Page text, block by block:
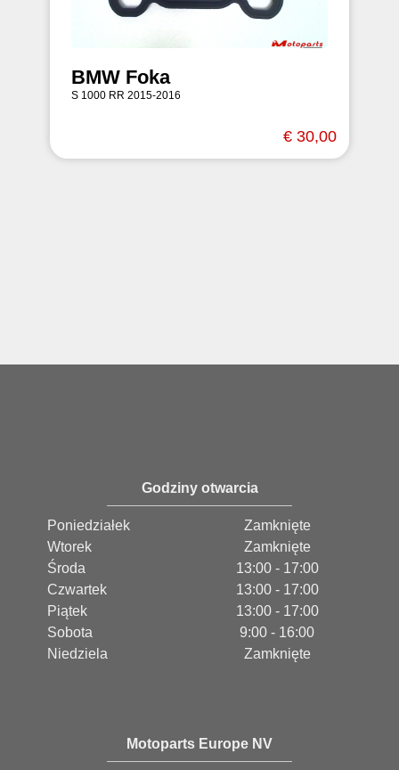
BMW Foka
S 1000 RR 2015-2016
€ 30,00
Godziny otwarcia
Poniedziałek
Zamknięte
Wtorek
Zamknięte
Środa
13:00 - 17:00
Czwartek
13:00 - 17:00
Piątek
13:00 - 17:00
Sobota
9:00 - 16:00
Niedziela
Zamknięte
Motoparts Europe NV